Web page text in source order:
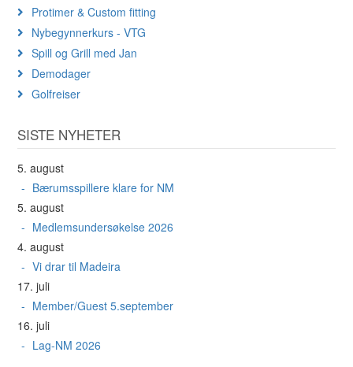
Protimer & Custom fitting
Nybegynnerkurs - VTG
Spill og Grill med Jan
Demodager
Golfreiser
SISTE NYHETER
5. august
Bærumsspillere klare for NM
5. august
Medlemsundersøkelse 2026
4. august
Vi drar til Madeira
17. juli
Member/Guest 5.september
16. juli
Lag-NM 2026